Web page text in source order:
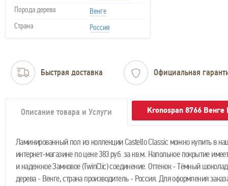
Порода дерева
Венге
Страна
Россия
Быстрая доставка Официальная
Описание товара и Услуги Kronospan 8766
Ламинированный пол из коллекции Castello Classic можно купить в
интернет-магазине по цене 383 руб. за кв.м. Напольное покрытие
и надежное Замковое (TwinClic) соединение. Оттенок - Тёмный
дерева - Венге, страна производитель - Россия. Для оформления